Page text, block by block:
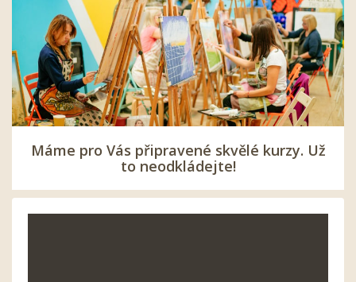
Máme pro Vás připravené skvělé kurzy. Už
to neodkládejte!